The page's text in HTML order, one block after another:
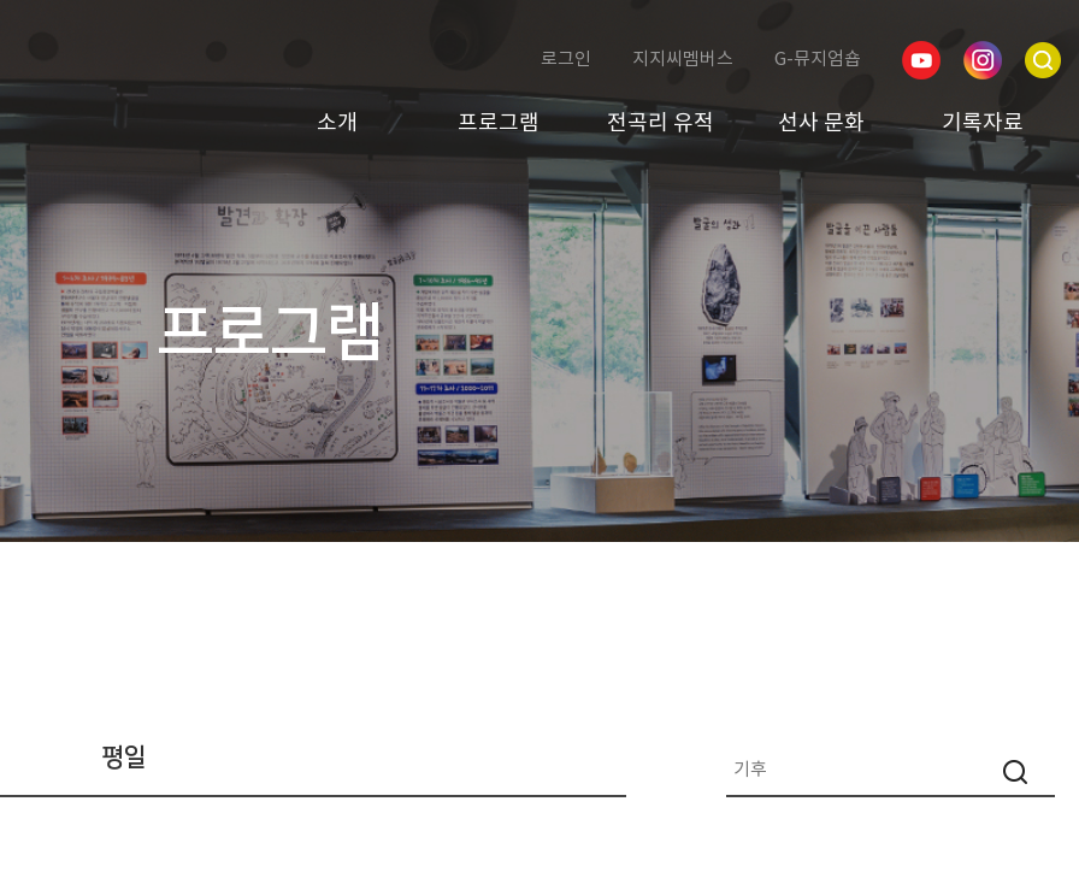
로그인 지지씨멤버스 G-뮤지엄숍
소개 프로그램 전곡리 유적 선사 문화 기록자료
프로그램
평일